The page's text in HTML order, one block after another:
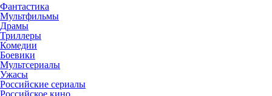
Фантастика
Мультфильмы
Драмы
Триллеры
Комедии
Боевики
Мультсериалы
Ужасы
Российские сериалы
Российское кино